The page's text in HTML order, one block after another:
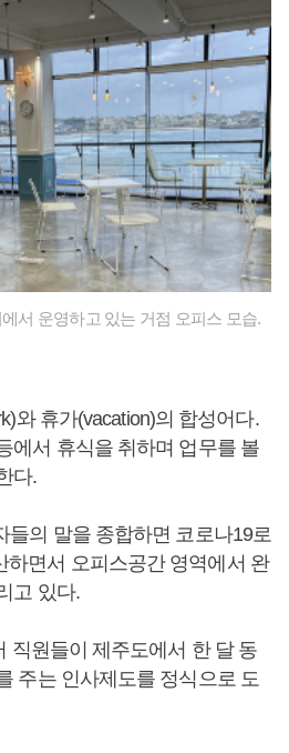
서 운영하고 있는 거점 오피스 모습.
와 휴가(vacation)의 합성어다.
에서 휴식을 취하며 업무를 볼
다.
들의 말을 종합하면 코로나19로
하면서 오피스공간 영역에서 완
고 있다.
직원들이 제주도에서 한 달 동
주는 인사제도를 정식으로 도